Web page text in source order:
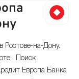
Ростове-на-Дону.
. Поиск
Европа Банка